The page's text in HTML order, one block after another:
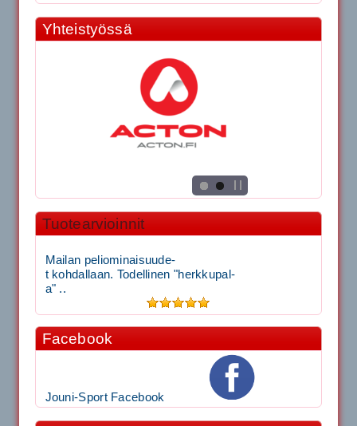
Yhteistyössä
Tuotearvioinnit
Mailan peliominaisuude-
t kohdallaan. Todellinen "herkkupal-
a" ..
Facebook
Jouni-Sport Facebook